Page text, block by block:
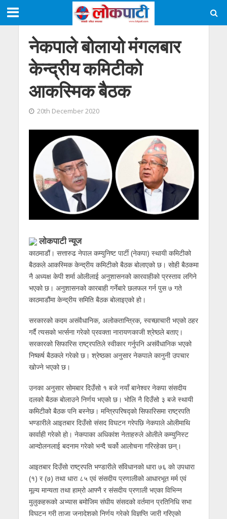
नेकपाले बोलायो मंगलबार
केन्द्रीय कमिटीको
आकस्मिक बैठक
20th December 2020
लोकपाटी न्यूज
काठमाडौं। सत्तारुढ नेपाल कम्युनिष्ट पार्टी (नेकपा) स्थायी कमिटीको
बैठकले आकस्मिक केन्द्रीय कमिटीको बैठक बोलाएको छ। सोही बैठकमा
नै अध्यक्ष केपी शर्मा ओलीलाई अनुशासनको कारवाहीको प्रस्ताव लगिने
भएको छ। अनुशासनको कारबाही गर्नेबारे छलफल गर्न पुस ७ गते
काठमाडौंमा केन्द्रीय समिति बैठक बोलाइएको हो।
सरकारको कदम असंवैधानिक, अलोकतान्त्रिक, स्वच्छाचारी भएको ठहर
गर्दै त्यसको भर्त्सना गरेको प्रवक्ता नारायणकाजी श्रेष्ठले बताए।
सरकारको सिफारिस राष्ट्रपतिले स्वीकार गर्नुपनि असंवैधानिक भएको
निष्कर्ष बैठकले गरेको छ। श्रेष्ठका अनुसार नेकपाले कानुनी उपचार
खोज्ने भएको छ।
उनका अनुसार सोमबार दिउँसो १ बजे नयाँ बानेश्वर नेकपा संसदीय
दलको बैठक बोलाउने निर्णय भएको छ। भोलि नै दिउँसो ३ बजे स्थायी
कमिटीको बैठक पनि बस्नेछ। मन्त्रिपरिषद्को सिफारिसमा राष्ट्रपति
भण्डारीले आइतबार दिउँसो संसद विघटन गरेपछि नेकपाले ओलीमाथि
कार्वाही गरेको हो। नेकपाका अधिकांश नेताहरुले ओलीले कम्युनिस्ट
आन्दोलनलाई बदनाम गरेको भन्दै चर्को आलोचना गरिरहेका छन्।
आइतबार दिउँसाे राष्ट्रपति भण्डारीले संविधानको धारा ७६ को उपधारा
(१) र (७) तथा धारा ८५ एवं संसदीय प्रणालीको आधारभूत मर्म एवं
मूल्य मान्यता तथा हाम्रो आफ्नै र संसदीय प्रणाली भएका विभिन्न
मुलुकहरूको अभ्यास बमोजिम संघीय संसदको वर्तमान प्रतिनिधि सभा
विघटन गरी ताजा जनादेशकाे निर्णय गरेकाे विज्ञप्ति जारी गरिएकाे